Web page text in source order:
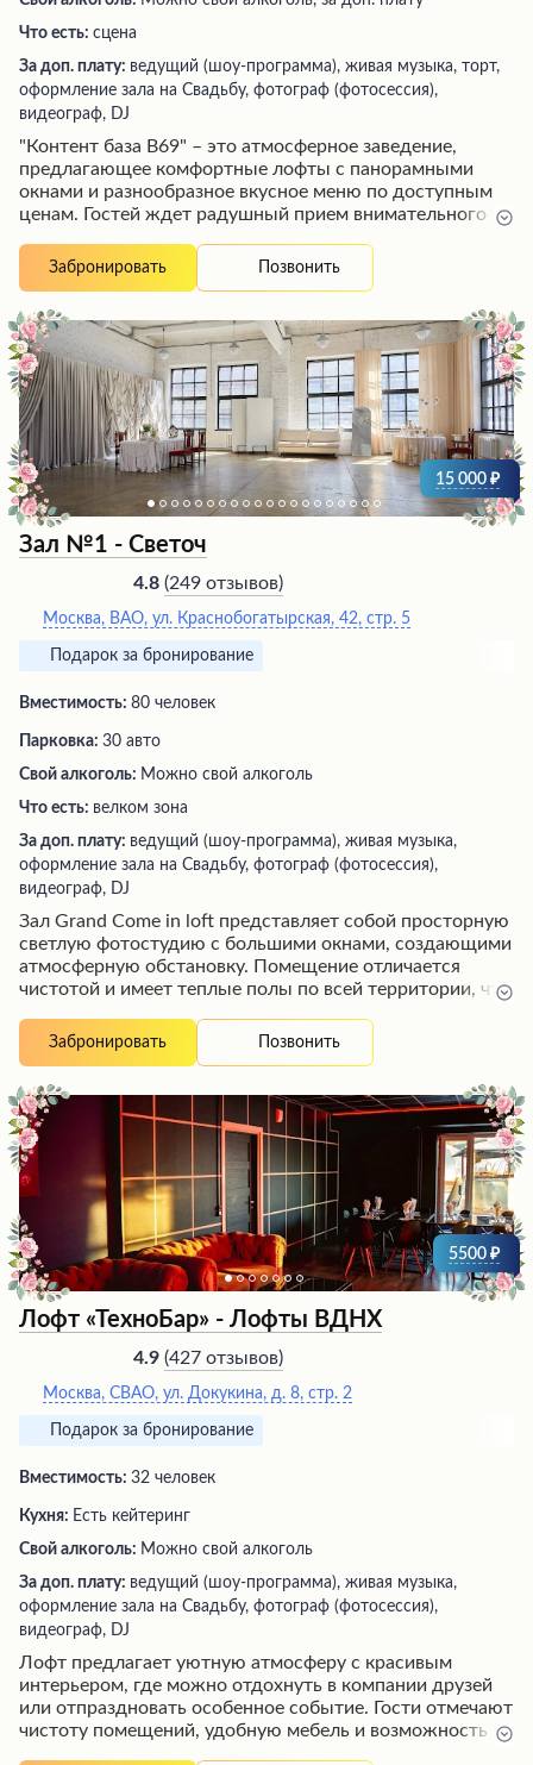
Что есть: сцена
За доп. плату: ведущий (шоу-программа), живая музыка, торт,
оформление зала на Свадьбу, фотограф (фотосессия),
видеограф, DJ
"Контент база В69" – это атмосферное заведение,
предлагающее комфортные лофты с панорамными
окнами и разнообразное вкусное меню по доступным
ценам. Гостей ждет радушный прием внимательного
Праздничная атмосфера, караоке и живая музыка
создают идеальные условия для торжеств и веселого
некоторые незначительные недостатки, посетители
остаются довольными ярким и незабываемым опытом
в этом уютном месте.
Забронировать Позвонить
15 000
Зал №1 - Светоч
4.8 (249 отзывов)
Москва, ВАО, ул. Краснобогатырская, 42, стр. 5
Подарок за бронирование
Вместимость: 80 человек
Парковка: 30 авто
Свой алкоголь: Можно свой алкоголь
Что есть: велком зона
За доп. плату: ведущий (шоу-программа), живая музыка,
оформление зала на Свадьбу, фотограф (фотосессия),
видеограф, DJ
Зал Grand Come in loft представляет собой просторную
светлую фотостудию с большими окнами, создающими
атмосферную обстановку. Помещение отличается
чистотой и имеет теплые полы по всей территории, что
различные зоны: главный большой зал, уютные залы
поменьше, а также ресепшен с красивой лестницей и
необходимым, включая мощный отпариватель для
одежды и возможность аренды дополнительного
света. Посетителей встречает внимательный и
приятный администратор, готовый обеспечить
комфортные условия для творческой работы.
Забронировать Позвонить
5500
Лофт «ТехноБар» - Лофты ВДНХ
4.9 (427 отзывов)
Москва, СВАО, ул. Докукина, д. 8, стр. 2
Подарок за бронирование
Вместимость: 32 человек
Кухня: Есть кейтеринг
Свой алкоголь: Можно свой алкоголь
За доп. плату: ведущий (шоу-программа), живая музыка,
оформление зала на Свадьбу, фотограф (фотосессия),
видеограф, DJ
Лофт предлагает уютную атмосферу с красивым
интерьером, где можно отдохнуть в компании друзей
или отпраздновать особенное событие. Гости отмечают
чистоту помещений, удобную мебель и возможность